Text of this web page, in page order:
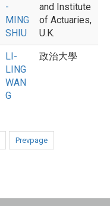
-
MING
SHIU
and Institute
of Actuaries,
U.K.
LI-
LING
WAN
G
政治大學
Prevpage